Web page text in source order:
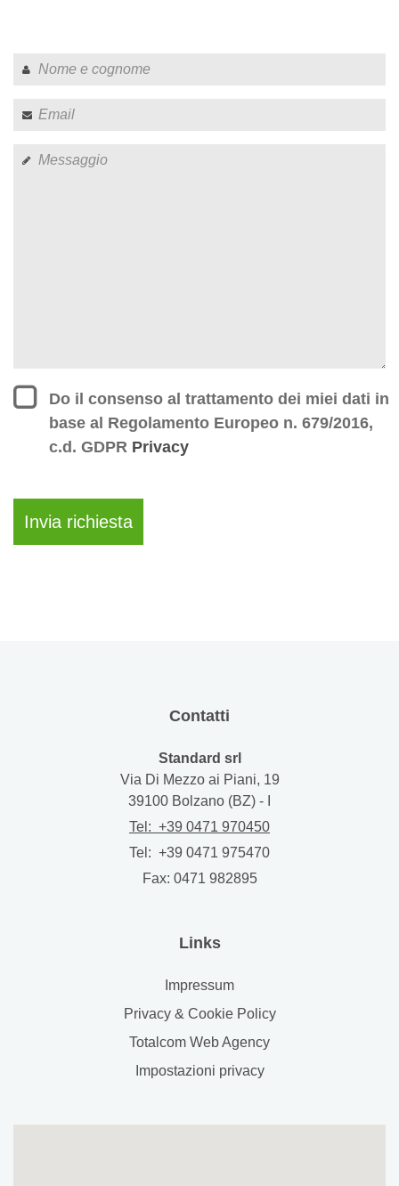
Do il consenso al trattamento dei miei dati in
base al Regolamento Europeo n. 679/2016,
c.d. GDPR Privacy
Contatti
Standard srl
Via Di Mezzo ai Piani, 19
39100 Bolzano (BZ) - I
Tel: +39 0471 970450
Tel: +39 0471 975470
Fax: 0471 982895
Links
Impressum
Privacy & Cookie Policy
Totalcom Web Agency
Impostazioni privacy